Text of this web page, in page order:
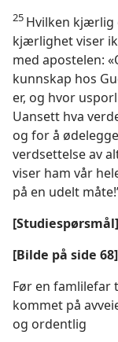
25 Hvilken kjærlig
kjærlighet viser
med apostelen:
kunnskap hos
er, og hvor
Uansett hva
og for å
verdsettelse av
viser ham vår
på en udelt
[Studiespørsmål]
[Bilde på side 68]
Før en famlilefar
kommet på
og ordentlig